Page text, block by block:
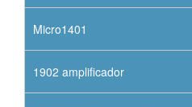
Micro1401
1902 amplificador